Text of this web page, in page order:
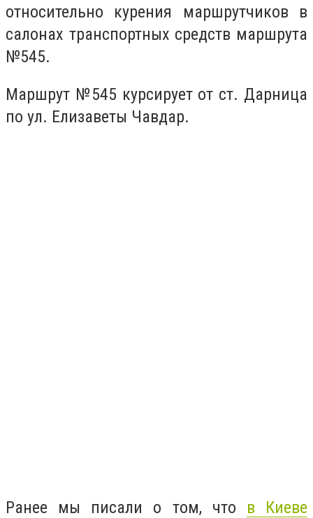
относительно курения маршрутчиков в
салонах транспортных средств маршрута
№545.
Маршрут №545 курсирует от ст. Дарница
по ул. Елизаветы Чавдар.
Ранее мы писали о том, что в Киеве